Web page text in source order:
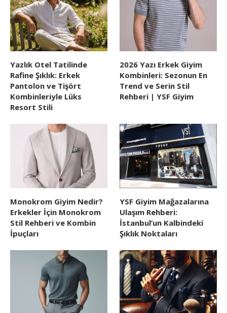
Yazlık Otel Tatilinde
Rafine Şıklık: Erkek
Pantolon ve Tişört
Kombinleriyle Lüks
Resort Stili
2026 Yazı Erkek Giyim
Kombinleri: Sezonun En
Trend ve Serin Stil
Rehberi | YSF Giyim
Monokrom Giyim Nedir?
Erkekler İçin Monokrom
Stil Rehberi ve Kombin
İpuçları
YSF Giyim Mağazalarına
Ulaşım Rehberi:
İstanbul’un Kalbindeki
Şıklık Noktaları